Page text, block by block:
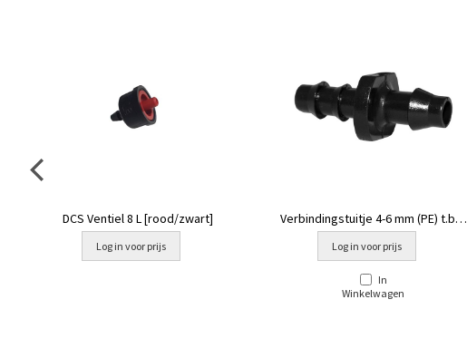
DCS Ventiel 8 L [rood/zwart]
Log in voor prijs
Verbindingstuitje 4-6 mm (PE) t.b.v.
CNL [PE D5.25]
Log in voor prijs
In
Winkelwagen